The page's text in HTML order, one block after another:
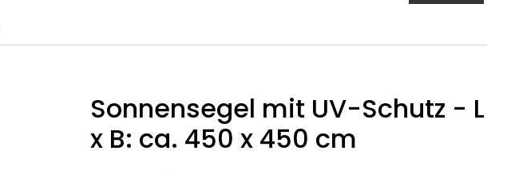
Sonnensegel mit UV-Schutz - L
x B: ca. 450 x 450 cm